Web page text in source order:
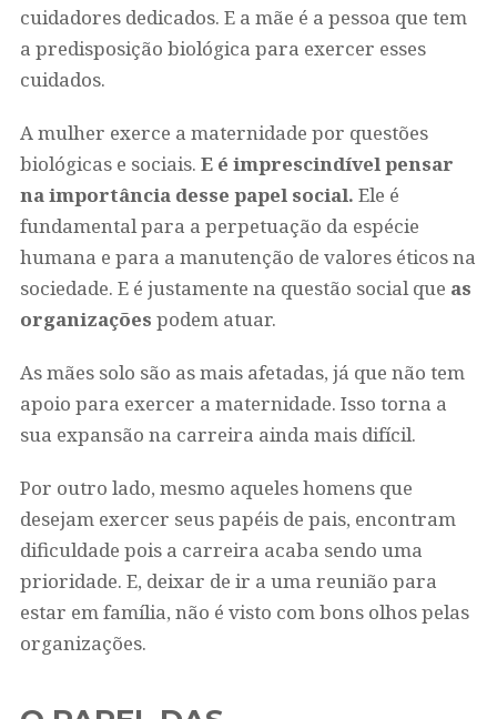
cuidadores dedicados. E a mãe é a pessoa que tem
a predisposição biológica para exercer esses
cuidados.
A mulher exerce a maternidade por questões
biológicas e sociais. E é imprescindível pensar
na importância desse papel social. Ele é
fundamental para a perpetuação da espécie
humana e para a manutenção de valores éticos na
sociedade. E é justamente na questão social que as
organizações podem atuar.
As mães solo são as mais afetadas, já que não tem
apoio para exercer a maternidade. Isso torna a
sua expansão na carreira ainda mais difícil.
Por outro lado, mesmo aqueles homens que
desejam exercer seus papéis de pais, encontram
dificuldade pois a carreira acaba sendo uma
prioridade. E, deixar de ir a uma reunião para
estar em família, não é visto com bons olhos pelas
organizações.